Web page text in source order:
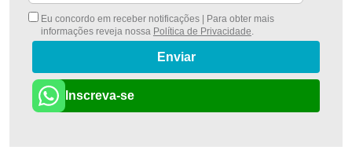
Eu concordo em receber notificações | Para obter mais
informações reveja nossa Política de Privacidade.
Enviar
Inscreva-se